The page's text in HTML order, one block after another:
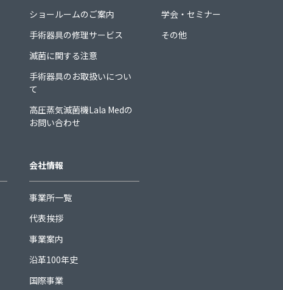
ショールームのご案内
手術器具の修理サービス
滅菌に関する注意
手術器具のお取扱いについ
て
高圧蒸気滅菌機Lala Medの
お問い合わせ
学会・セミナー
その他
会社情報
事業所一覧
代表挨拶
事業案内
沿革100年史
国際事業